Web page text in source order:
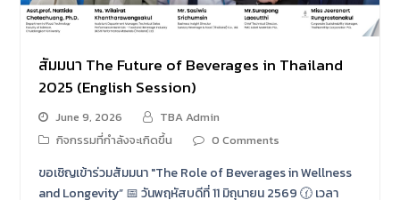
สัมมนา The Future of Beverages in Thailand
2025 (English Session)
June 9, 2026
TBA Admin
กิจกรรมที่กำลังจะเกิดขึ้น
0 Comments
ขอเชิญเข้าร่วมสัมมนา "The Role of Beverages in Wellness
and Longevity” 📅 วันพฤหัสบดีที่ 11 มิถุนายน 2569 🕜 เวลา